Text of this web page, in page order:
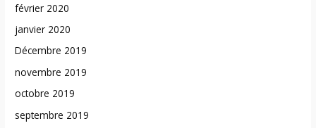
février 2020
janvier 2020
Décembre 2019
novembre 2019
octobre 2019
septembre 2019